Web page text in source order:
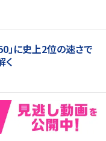
」に史上2位の速さで
く